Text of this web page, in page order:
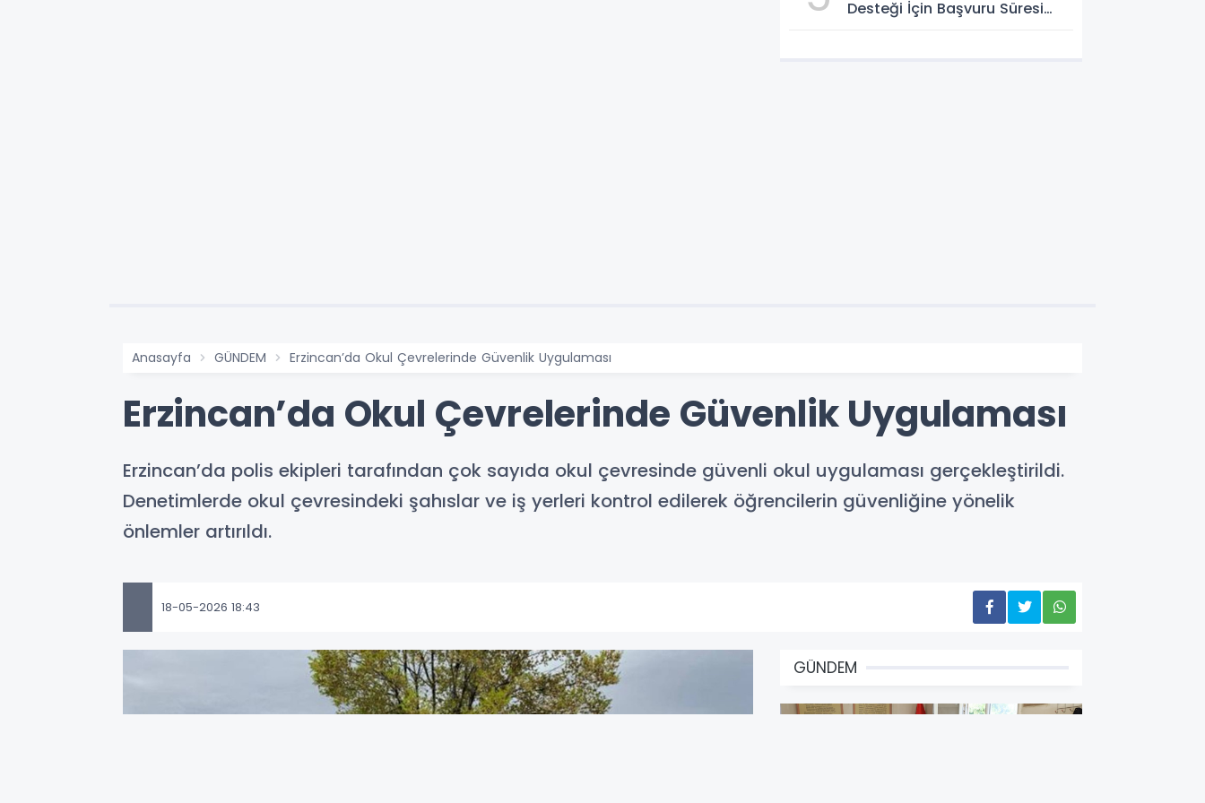
Desteği İçin Başvuru Süresi
Anasayfa GÜNDEM Erzincan’da Okul Çevrelerinde Güvenlik Uygulaması
Erzincan’da Okul Çevrelerinde Güvenlik Uygulaması
Erzincan’da polis ekipleri tarafından çok sayıda okul çevresinde güvenli okul uygulaması gerçekleştirildi.
Denetimlerde okul çevresindeki şahıslar ve iş yerleri kontrol edilerek öğrencilerin güvenliğine yönelik
önlemler artırıldı.
18-05-2026 18:43
GÜNDEM